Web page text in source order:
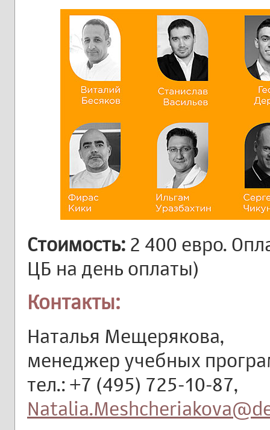
Стоимость: 2 400 евро.
ЦБ на день оплаты)
Контакты:
Наталья Мещерякова,
менеджер учебных
тел.: +7 (495) 725-10-87,